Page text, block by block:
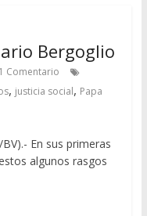
Bergoglio
1 Comentario
, justicia social, Papa
En sus primeras
algunos rasgos